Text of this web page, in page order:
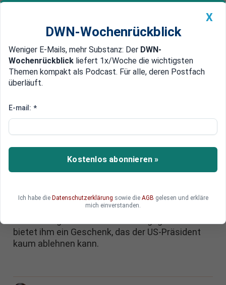
Newsticker MEIN DWN: Geldanlage Premium
Edelmetalle DWN-Magazin China
Nach US-Rückzug aus
starke Mann in der Region - und
kommt Biden mit großzügiger
Geste entgegen
Der militärische Einsatz der USA in Afghanistan
ist gescheitert. Jetzt kommt Wladimir Putin
bietet ihm ein Geschenk, das der US-Präsident
kaum ablehnen kann.
X
DWN-Wochenrückblick
Weniger E-Mails, mehr Substanz: Der DWN-
Wochenrückblick liefert 1x/Woche die wichtigsten
Themen kompakt als Podcast. Für alle, deren Postfach
überläuft.
E-mail: *
Kostenlos abonnieren »
Ich habe die Datenschutzerklärung sowie die AGB gelesen und erkläre
mich einverstanden.